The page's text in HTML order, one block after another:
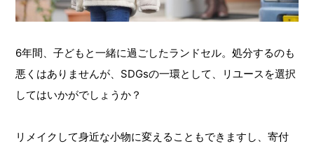
6年間、子どもと一緒に過ごしたランドセル。処分するのも
悪くはありませんが、SDGsの一環として、リユースを選択
してはいかがでしょうか？
リメイクして身近な小物に変えることもできますし、寄付